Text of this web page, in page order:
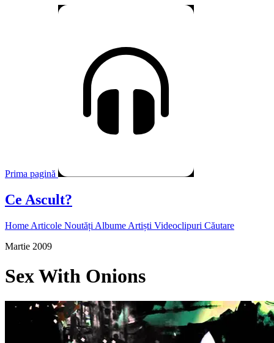
Prima pagină
Ce Ascult?
Home Articole Noutăți Albume Artiști Videoclipuri Căutare
Martie 2009
Sex With Onions
Pagina externă